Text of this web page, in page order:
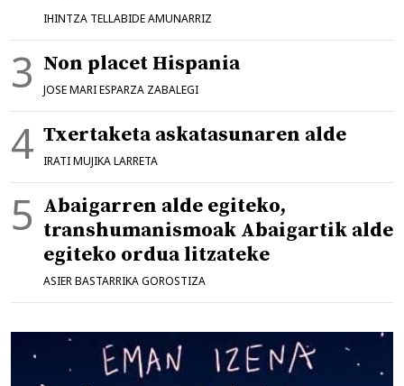
IHINTZA TELLABIDE AMUNARRIZ
Non placet Hispania
JOSE MARI ESPARZA ZABALEGI
Txertaketa askatasunaren alde
IRATI MUJIKA LARRETA
Abaigarren alde egiteko,
transhumanismoak Abaigartik alde
egiteko ordua litzateke
ASIER BASTARRIKA GOROSTIZA